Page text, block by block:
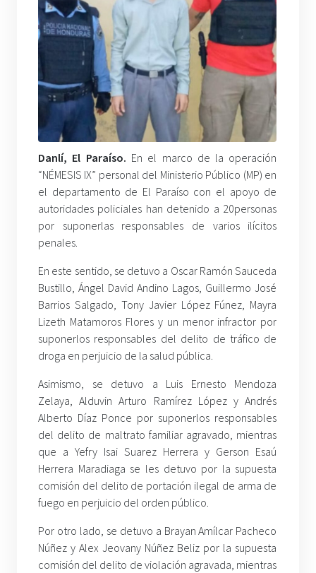
Danlí, El Paraíso. En el marco de la operación
“NÉMESIS IX” personal del Ministerio Público (MP) en
el departamento de El Paraíso con el apoyo de
autoridades policiales han detenido a 20personas
por suponerlas responsables de varios ilícitos
penales.
En este sentido, se detuvo a Oscar Ramón Sauceda
Bustillo, Ángel David Andino Lagos, Guillermo José
Barrios Salgado, Tony Javier López Fúnez, Mayra
Lizeth Matamoros Flores y un menor infractor por
suponerlos responsables del delito de tráfico de
droga en perjuicio de la salud pública.
Asimismo, se detuvo a Luis Ernesto Mendoza
Zelaya, Alduvin Arturo Ramírez López y Andrés
Alberto Díaz Ponce por suponerlos responsables
del delito de maltrato familiar agravado, mientras
que a Yefry Isai Suarez Herrera y Gerson Esaú
Herrera Maradiaga se les detuvo por la supuesta
comisión del delito de portación ilegal de arma de
fuego en perjuicio del orden público.
Por otro lado, se detuvo a Brayan Amílcar Pacheco
Núñez y Alex Jeovany Núñez Beliz por la supuesta
comisión del delito de violación agravada, mientras